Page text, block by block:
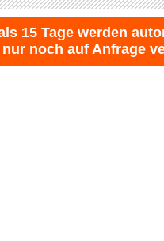
15 Tage werden
noch auf Anfrage